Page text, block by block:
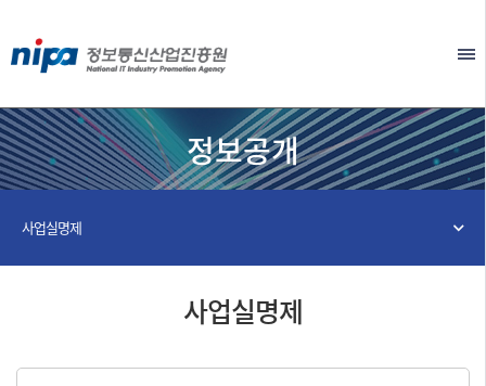
정보공개
사업실명제
사업실명제